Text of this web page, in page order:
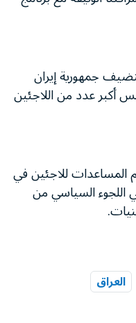
جمهورية إيران
أكبر عدد من اللاجئين
المساعدات للاجئين في
اللجوء السياسي من
العراق